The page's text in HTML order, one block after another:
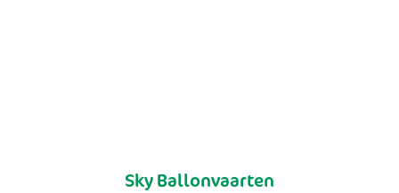
Sky Ballonvaarten